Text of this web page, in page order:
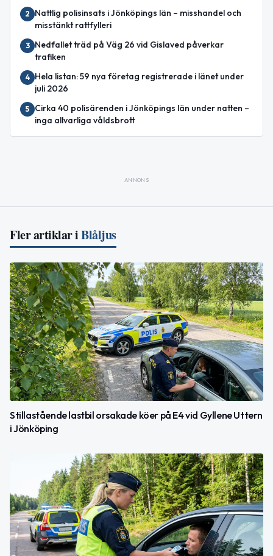
2
Nattlig polisinsats i Jönköpings län – misshandel och
misstänkt rattfylleri
3
Nedfallet träd på Väg 26 vid Gislaved påverkar
trafiken
4
Hela listan: 59 nya företag registrerade i länet under
juli 2026
5
Cirka 40 polisärenden i Jönköpings län under natten –
inga allvarliga våldsbrott
ANNONS
Fler artiklar iBlåljus
Stillastående lastbil orsakade köer på E4 vid Gyllene Uttern
i Jönköping